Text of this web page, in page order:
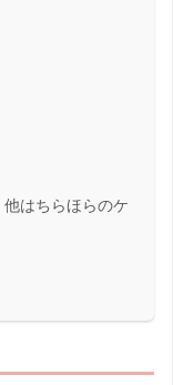
はちらほらのケ